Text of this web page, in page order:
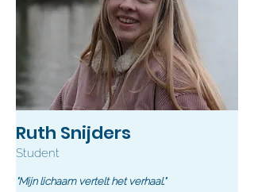
Ruth Snijders
Student
"Mijn lichaam vertelt het verhaal."